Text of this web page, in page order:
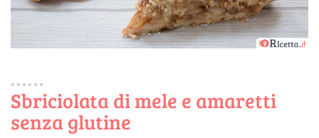
Sbriciolata di mele e amaretti
senza glutine